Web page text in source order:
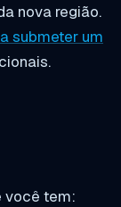
nova região.
a submeter um
você tem: